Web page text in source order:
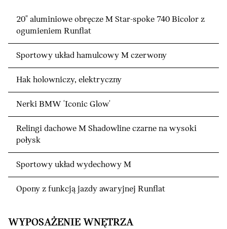
20" aluminiowe obręcze M Star-spoke 740 Bicolor z
ogumieniem Runflat
Sportowy układ hamulcowy M czerwony
Hak holowniczy, elektryczny
Nerki BMW 'Iconic Glow'
Relingi dachowe M Shadowline czarne na wysoki
połysk
Sportowy układ wydechowy M
Opony z funkcją jazdy awaryjnej Runflat
WYPOSAŻENIE WNĘTRZA